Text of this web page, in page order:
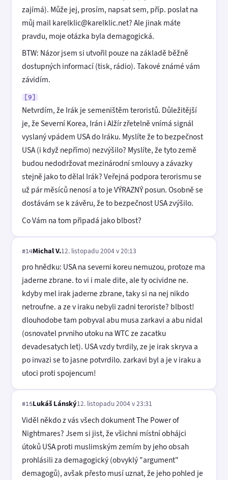
zajímá). Může jej, prosím, napsat sem, příp. poslat na
můj mail karelklic@karelklic.net? Ale jinak máte
pravdu, moje otázka byla demagogická.
BTW: Názor jsem si utvořil pouze na základě běžně
dostupných informací (tisk, rádio). Takové známé vám
závidím.
[9]
Netvrdím, že Irák je semeništěm teroristů. Důležitější
je, že Severní Korea, Irán i Alžír zřetelně vnímá signál
vyslaný vpádem USA do Iráku. Myslíte že to bezpečnost
USA (i když nepřímo) nezvýšilo? Myslíte, že tyto země
budou nedodržovat mezinárodní smlouvy a závazky
stejně jako to dělal Irák? Veřejná podpora terorismu se
už pár měsíců nenosí a to je VÝRAZNÝ posun. Osobně se
dostávám se k závěru, že to bezpečnost USA zvýšilo.
Co Vám na tom připadá jako blbost?
#14Michal V.12. listopadu 2004 v 20:13
pro hnědku: USA na severni koreu nemuzou, protoze ma
jaderne zbrane. to vi i male dite, ale ty ocividne ne.
kdyby mel irak jaderne zbrane, taky si na nej nikdo
netroufne. a ze v iraku nebyli zadni teroriste? blbost!
dlouhodobe tam pobyval abu musa zarkavi a abu nidal
(osnovatel prvniho utoku na WTC ze zacatku
devadesatych let). USA vzdy tvrdily, ze je irak skryva a
po invazi se to jasne potvrdilo. zarkavi byl a je v iraku a
utoci proti spojencum!
#15Lukáš Lánský12. listopadu 2004 v 23:31
Viděl někdo z vás všech dokument The Power of
Nightmares? Jsem si jist, že všichni místní obhájci
útoků USA proti muslimským zemím by jeho obsah
prohlásili za demagogický (obvyklý "argument"
demagogů), avšak přesto musí uznat, že jeho pohled je